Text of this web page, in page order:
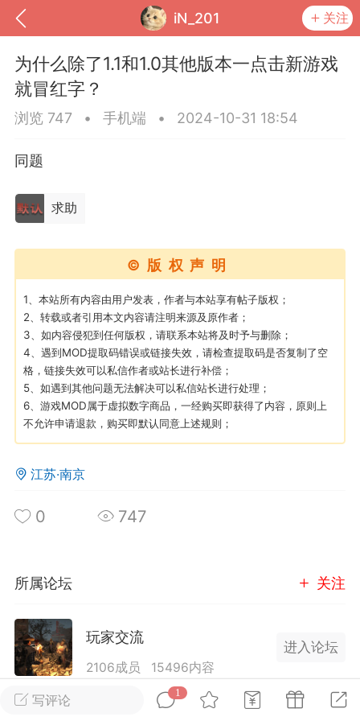
iN_201 关注
道具 排行榜
MOD下载 攻略教程 联机招募
大人
Lv.8
02-10 15:45
电脑端 其他&工具
单机辅助引流私下售卖服务器外挂！
作弊模组在联机服务器使用,为了维护游
72 2.23w
大人
Lv.8
写评论
1
为什么除了1.1和1.0其他版本一点击新游戏
就冒红字？
浏览 747 • 手机端 • 2024-10-31 18:54
同题
求助
©版权声明
1、本站所有内容由用户发表，作者与本站享有帖子版权；
2、转载或者引用本文内容请注明来源及原作者；
3、如内容侵犯到任何版权，请联系本站将及时予与删除；
4、遇到MOD提取码错误或链接失效，请检查提取码是否复制了空
格，链接失效可以私信作者或站长进行补偿；
5、如遇到其他问题无法解决可以私信站长进行处理；
6、游戏MOD属于虚拟数字商品，一经购买即获得了内容，原则上
不允许申请退款，购买即默认同意上述规则；
江苏·南京
0 747
所属论坛 关注
玩家交流
2106成员 15496内容
进入论坛
为七日杀玩家提供交流、提问、分享平台。发帖请